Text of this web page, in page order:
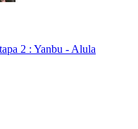
2 : Yanbu - Alula